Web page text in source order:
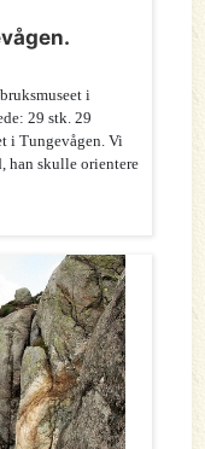
i
29 stk. 29
i Tungevågen. Vi
han skulle orientere